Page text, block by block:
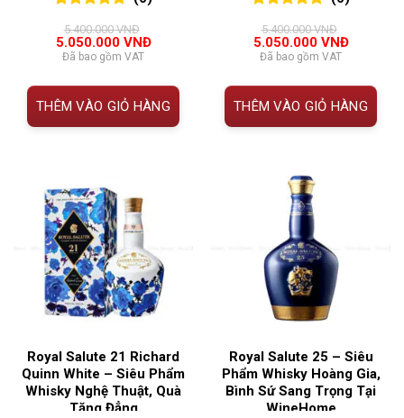
đánh giá
5.400.000VNĐ
Giá
gốc
5.400.000 VNĐ.
5.050.000 VNĐGiá
là:
5.050.000 VNĐ.
Đã bao gồm VAT
THÊM VÀO GIỎ HÀNG
đánh giá
5.400.000VNĐ
Giá
gốc
5.400.000 VNĐ.
5.050.000 VNĐGiá
là:
Đã bao gồm VAT
THÊM VÀO GIỎ HÀNG
Royal Salute 21 Richard
Quinn White – Siêu Phẩm
Whisky Nghệ Thuật, Quà
Tặng Đẳng
Royal Salute 25 – Siêu
Phẩm Whisky Hoàng Gia,
Bình Sứ Sang Trọng Tại
WineHome